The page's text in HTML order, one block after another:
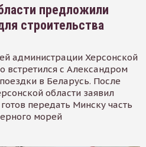
предложили
строительства
администрации Херсонской
встретился с Александром
в Беларусь. После
области заявил
передать Минску часть
морей